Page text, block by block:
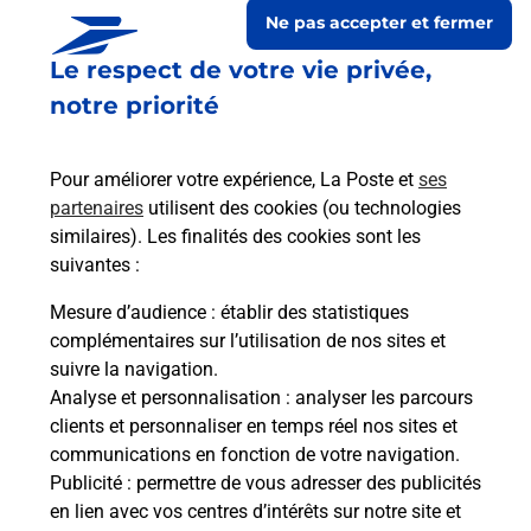
Le respect de votre vie privée,
notre priorité
Pour améliorer votre expérience, La Poste et ses
partenaires utilisent des cookies (ou technologies
similaires). Les finalités des cookies sont les
suivantes :
Mesure d’audience : établir des statistiques
complémentaires sur l’utilisation de nos sites et
suivre la navigation.
Analyse et personnalisation : analyser les parcours
clients et personnaliser en temps réel nos sites et
communications en fonction de votre navigation.
Publicité : permettre de vous adresser des publicités
en lien avec vos centres d’intérêts sur notre site et
Ne pas accepter et fermer
Prochaine collecte du courrierlundià 08h30
2 Rue Alexis Millardet
39290 Montmirey La Ville
Itinéraire
Le lien s'ouvre dans un nouvel onglet